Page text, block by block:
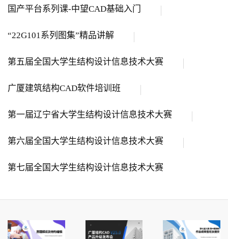
国产平台系列课-中望CAD基础入门
“22G101系列图集”精品讲解
第五届全国大学生结构设计信息技术大赛
广厦建筑结构CAD软件培训班
第一届辽宁省大学生结构设计信息技术大赛
第六届全国大学生结构设计信息技术大赛
第七届全国大学生结构设计信息技术大赛